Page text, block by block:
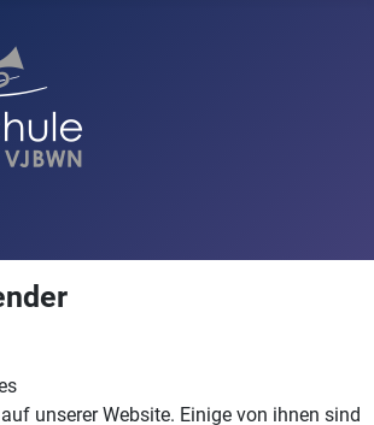
unserer Website. Einige von ihnen sind